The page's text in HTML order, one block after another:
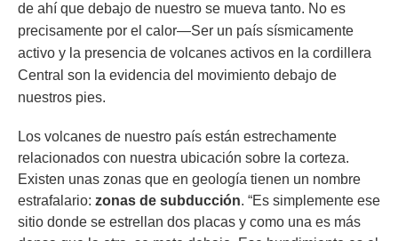
de ahí que debajo de nuestro se mueva tanto. No es
precisamente por el calor—Ser un país sísmicamente
activo y la presencia de volcanes activos en la cordillera
Central son la evidencia del movimiento debajo de
nuestros pies.
Los volcanes de nuestro país están estrechamente
relacionados con nuestra ubicación sobre la corteza.
Existen unas zonas que en geología tienen un nombre
estrafalario: zonas de subducción. “Es simplemente ese
sitio donde se estrellan dos placas y como una es más